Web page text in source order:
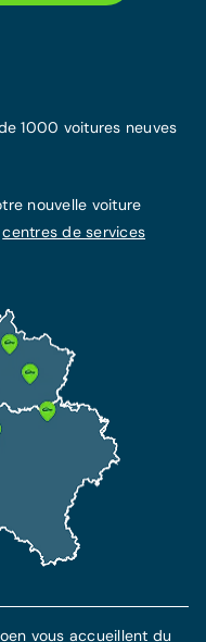
1000 voitures neuves
nouvelle voiture
centres de services
vous accueillent du